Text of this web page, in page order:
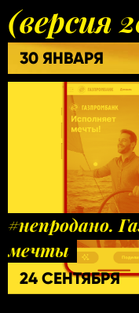
(версия
30 ЯНВАРЯ
#непродано.
мечты
24 СЕНТЯБРЯ